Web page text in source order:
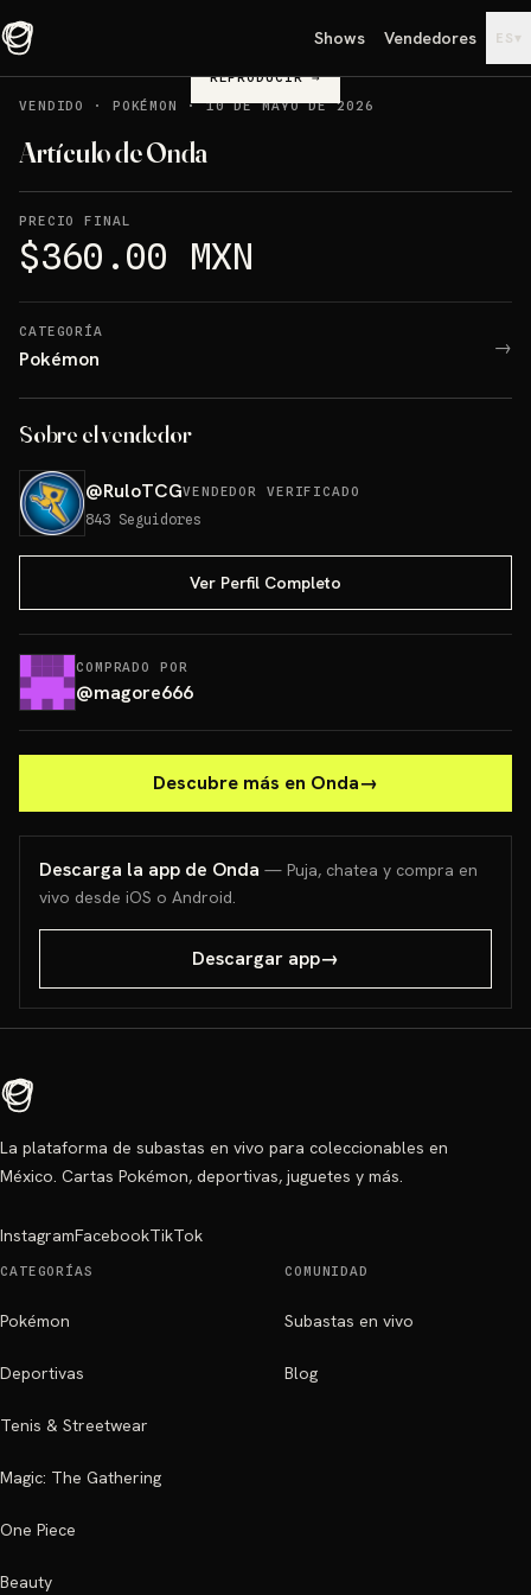
Shows Vendedores ES ▾
REPRODUCIR→
VENDIDO
· POKÉMON ·10 DE MAYO DE 2026
Artículo de Onda
PRECIO FINAL
$360.00 MXN
CATEGORÍA
Pokémon →
Sobre el vendedor
@RuloTCGVENDEDOR VERIFICADO
843 Seguidores
Ver Perfil Completo
COMPRADO POR
@magore666
Descubre más en Onda→
Descarga la app de Onda — Puja, chatea y compra en
vivo desde iOS o Android.
Descargar app→
La plataforma de subastas en vivo para coleccionables en
México. Cartas Pokémon, deportivas, juguetes y más.
InstagramFacebookTikTok
CATEGORÍAS
Pokémon
Deportivas
Tenis & Streetwear
Magic: The Gathering
One Piece
Beauty
COMUNIDAD
Subastas en vivo
Blog